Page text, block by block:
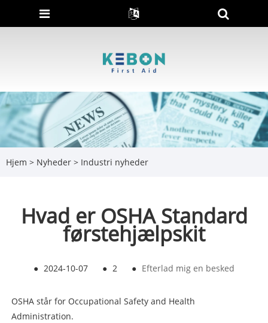
Hjem > Nyheder > Industri nyheder
Hvad er OSHA Standard
førstehjælpskit
● 2024-10-07 ● 2 ● Efterlad mig en besked
OSHA står for Occupational Safety and Health
Administration.